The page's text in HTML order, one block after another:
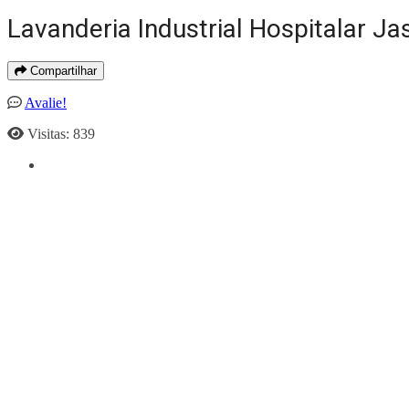
Lavanderia Industrial Hospitalar
Compartilhar
Avalie!
Visitas: 839